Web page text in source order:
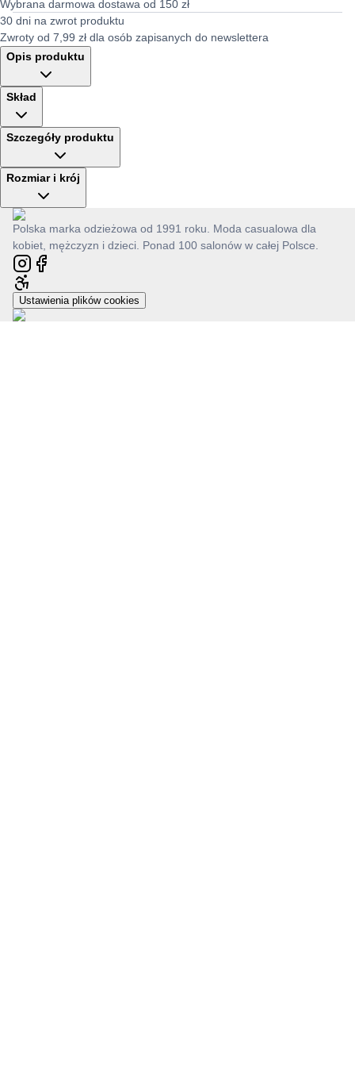
Wybrana darmowa dostawa od 150 zł
30 dni na zwrot produktu
Zwroty od 7,99 zł dla osób zapisanych do newslettera
Opis produktu
Skład
Szczegóły produktu
Rozmiar i krój
Polska marka odzieżowa od 1991 roku. Moda casualowa dla
kobiet, mężczyzn i dzieci. Ponad 100 salonów w całej Polsce.
Ustawienia plików cookies